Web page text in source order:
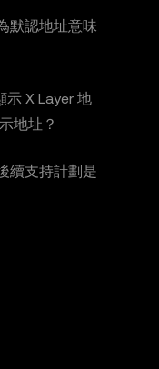
默認地址意味
示 X Layer 地
地址？
續支持計劃是